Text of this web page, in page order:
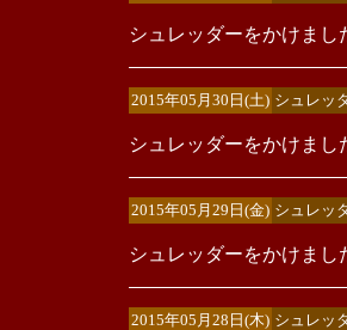
シュレッダーをかけま
2015年05月30日(土) シュレッ
シュレッダーをかけま
2015年05月29日(金) シュレッ
シュレッダーをかけま
2015年05月28日(木) シュレッ